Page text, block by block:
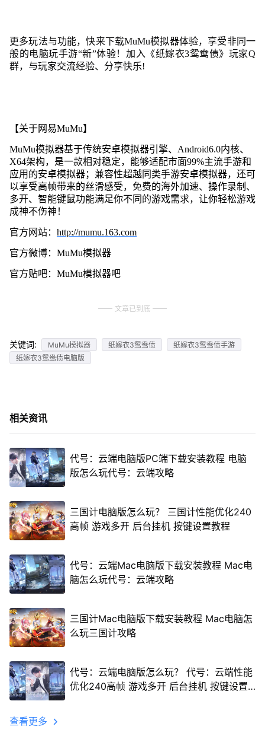
更多玩法与功能，快来下载MuMu模拟器体验，享受非同一
般的电脑玩手游“新”体验！加入《纸嫁衣3鸳鸯债》玩家Q
群，与玩家交流经验、分享快乐!
【关于网易MuMu】
MuMu模拟器基于传统安卓模拟器引擎、Android6.0内核、
X64架构，是一款相对稳定，能够适配市面99%主流手游和
应用的安卓模拟器；兼容性超越同类手游安卓模拟器，还可
以享受高帧带来的丝滑感受，免费的海外加速、操作录制、
多开、智能键鼠功能满足你不同的游戏需求，让你轻松游戏
成神不伤神！
官方网站： http://mumu.163.com
官方微博：MuMu模拟器
官方贴吧：MuMu模拟器吧
文章已到底
关键词: MuMu模拟器 纸嫁衣3鸳鸯债
纸嫁衣3鸳鸯债手游
纸嫁衣3鸳鸯债电脑版
相关资讯
代号：云端电脑版PC端下载安装教程 电脑
版怎么玩代号：云端攻略
三国计电脑版怎么玩？ 三国计性能优化240
高帧 游戏多开 后台挂机 按键设置教程
代号：云端Mac电脑版下载安装教程 Mac电
脑怎么玩代号：云端攻略
三国计Mac电脑版下载安装教程 Mac电脑怎
么玩三国计攻略
代号：云端电脑版怎么玩？ 代号：云端性能
优化240高帧 游戏多开 后台挂机 按键设置
查看更多